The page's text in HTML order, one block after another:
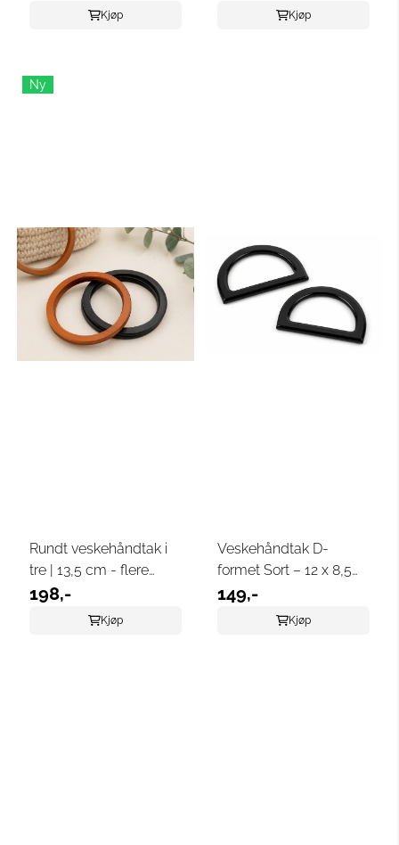
Kjøp Kjøp
Ny
Rundt veskehåndtak i
tre | 13,5 cm - flere
farger
198,-
Kjøp
Veskehåndtak D-
formet Sort – 12 x 8,5
cm
149,-
Kjøp